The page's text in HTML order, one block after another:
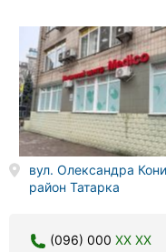
вул. Олександра
район Татарка
(096) 000 XX XX